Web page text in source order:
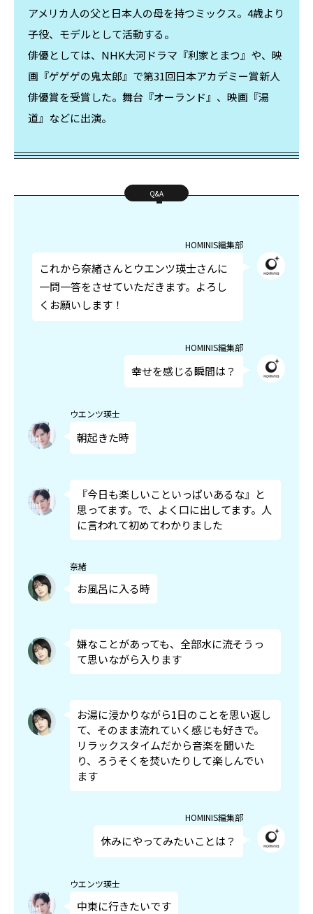
アメリカ人の父と日本人の母を持つミックス。4歳より
子役、モデルとして活動する。
俳優としては、NHK大河ドラマ『利家とまつ』や、映
画『ゲゲゲの鬼太郎』で第31回日本アカデミー賞新人
俳優賞を受賞した。舞台『オーランド』、映画『湯
道』などに出演。
Q&A
HOMINIS編集部
これから奈緒さんとウエンツ瑛士さんに
一問一答をさせていただきます。よろし
くお願いします！
HOMINIS編集部
幸せを感じる瞬間は？
ウエンツ瑛士
朝起きた時
『今日も楽しいこといっぱいあるな』と
思ってます。で、よく口に出してます。人
に言われて初めてわかりました
奈緒
お風呂に入る時
嫌なことがあっても、全部水に流そうっ
て思いながら入ります
お湯に浸かりながら1日のことを思い返し
て、そのまま流れていく感じも好きで。
リラックスタイムだから音楽を聞いた
り、ろうそくを焚いたりして楽しんでい
ます
HOMINIS編集部
休みにやってみたいことは？
ウエンツ瑛士
中東に行きたいです